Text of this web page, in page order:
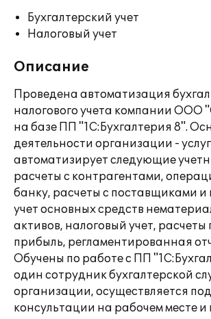
Бухгалтерский учет
Налоговый учет
Описание
Проведена автоматизация
налогового учета компании ООО
на базе ПП "1С:Бухгалтерия 8".
деятельности организации -
автоматизирует следующие
расчеты с контрагентами,
банку, расчеты с поставщиками и
учет основных средств
активов, налоговый учет, расчеты
прибыль, регламентированная
Обучены по работе с ПП
один сотрудник бухгалтерской
организации, осуществляется
консультации на рабочем месте и